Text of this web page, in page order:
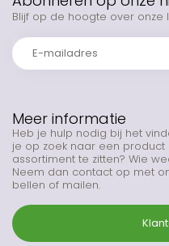
Meer informatie
Heb je hulp nodig bij het
je op zoek naar een product
assortiment te zitten? Wie
Neem dan contact op met
bellen of mailen.
Blijf op de hoogte over onze